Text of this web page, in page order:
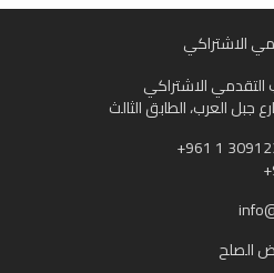
الاشتراكي
التقدمي الاشتراكي
العرب، الطابق الثالث
+961 1